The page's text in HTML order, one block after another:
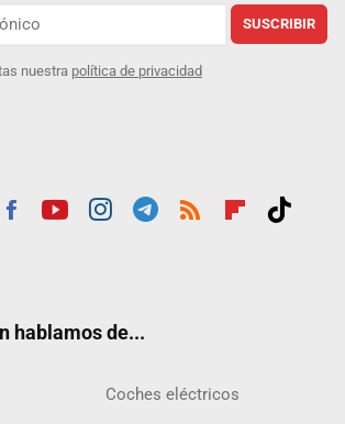
SUSCRIBIR
nuestra política de privacidad
hablamos de...
Coches eléctricos